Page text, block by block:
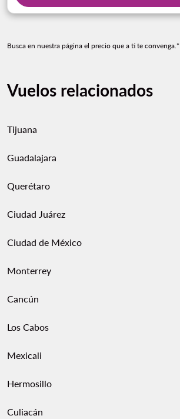
Busca en nuestra página el precio que a ti te convenga.*
Vuelos relacionados
Tijuana
Guadalajara
Querétaro
Ciudad Juárez
Ciudad de México
Monterrey
Cancún
Los Cabos
Mexicali
Hermosillo
Culiacán